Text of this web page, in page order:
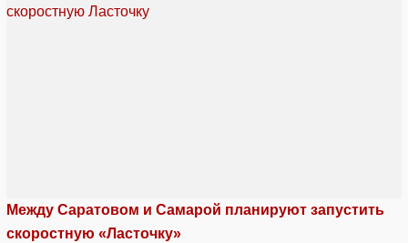
Между Саратовом и Самарой планируют запустить
скоростную «Ласточку»